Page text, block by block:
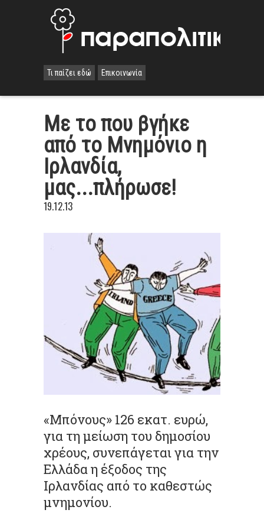
Τι παίζει εδώ Επικοινωνία
Με το που βγήκε
από το Μνημόνιο η
Ιρλανδία,
μας...πλήρωσε!
19.12.13
«Μπόνους» 126 εκατ. ευρώ,
για τη μείωση του δημοσίου
χρέους, συνεπάγεται για την
Ελλάδα η έξοδος της
Ιρλανδίας από το καθεστώς
μνημονίου.